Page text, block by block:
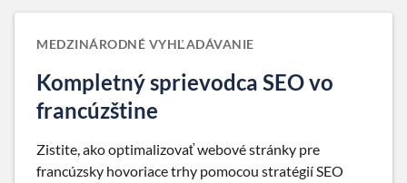
MEDZINÁRODNÉ VYHĽADÁVANIE
Kompletný sprievodca SEO vo
francúzštine
Zistite, ako optimalizovať webové stránky pre
francúzsky hovoriace trhy pomocou stratégií SEO